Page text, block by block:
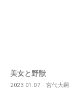
美女と野獣
2023.01.07 宮代大嗣